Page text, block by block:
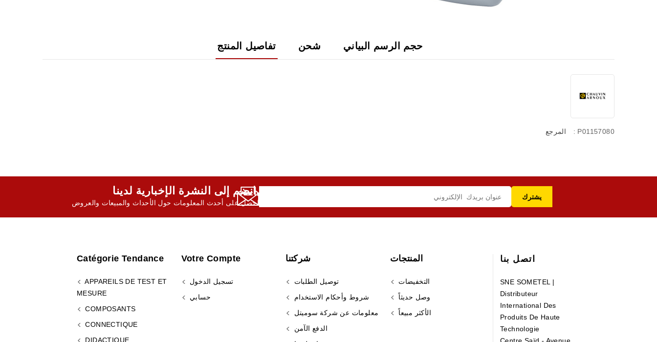
تفاصيل المنتج شحن حجم الرسم البياني
المرجع : P01157080
انضم إلى النشرة الإخبارية لدينا,
احصل على أحدث المعلومات حول الأحداث والمبيعات والعروض
اتصل بنا
SNE SOMETEL |
Distributeur
International Des
Produits De Haute
Technologie
المنتجات
التخفيضات
وصل حديثاً
الأكثر مبيعاً
شركتنا
توصيل الطلبات
شروط وأحكام الاستخدام
معلومات عن شركة سوميتل
الدفع الآمن
Votre Compte
تسجيل الدخول
حسابي
Catégorie Tendance
APPAREILS DE TEST ET
MESURE
COMPOSANTS
CONNECTIQUE
DIDACTIQUE